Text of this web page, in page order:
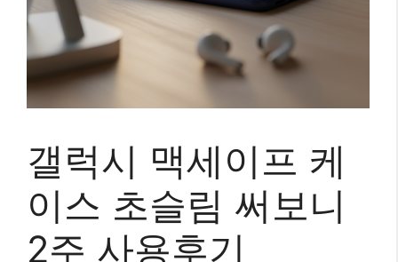
갤럭시 맥세이프 케
이스 초슬림 써보니
2주 사용후기